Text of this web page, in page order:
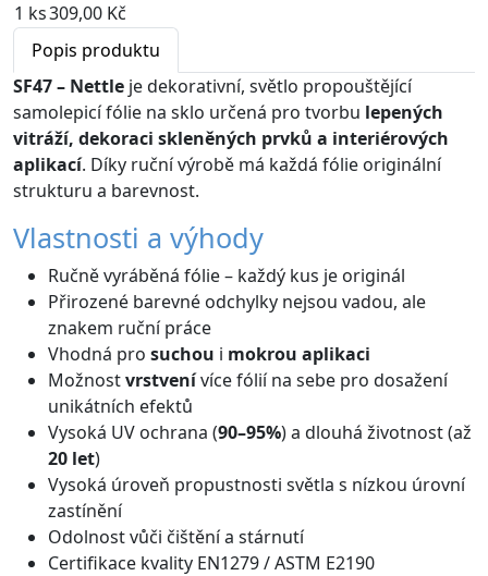
1 ks309,00 Kč
Popis produktu
SF47 – Nettle je dekorativní, světlo propouštějící
samolepicí fólie na sklo určená pro tvorbu lepených
vitráží, dekoraci skleněných prvků a interiérových
aplikací. Díky ruční výrobě má každá fólie originální
strukturu a barevnost.
Vlastnosti a výhody
Ručně vyráběná fólie – každý kus je originál
Přirozené barevné odchylky nejsou vadou, ale
znakem ruční práce
Vhodná pro suchou i mokrou aplikaci
Možnostvrstvenívíce fólií na sebe pro dosažení
unikátních efektů
Vysoká UV ochrana (90–95%) a dlouhá životnost (až
20 let)
Vysoká úroveň propustnosti světla s nízkou úrovní
zastínění
Odolnost vůči čištění a stárnutí
Certifikace kvality EN1279 / ASTM E2190